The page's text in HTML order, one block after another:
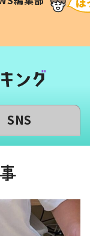
い」
SNS